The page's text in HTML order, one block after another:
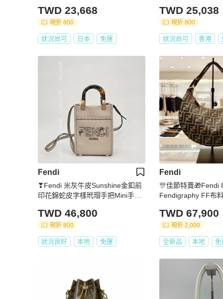
TWD 23,668
現折 800
狀況尚可 日本 免運
TWD 25,038
現折 800
狀況尚可 香港
Fendi
❣Fendi 米灰牛皮Sunshine金釦前
印花錦蛇皮字樣玳瑁手把Mini手提
TWD 46,800
現折 800
狀況良好 本地 免運
Fendi
🎊佳節特賣🎁Fendi
Fendigraphy FF布
TWD 67,900
現折 2,000
全新品 本地 免